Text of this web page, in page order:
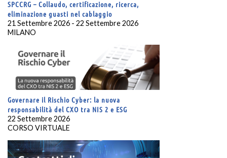
SPCCRG – Collaudo, certificazione, ricerca,
eliminazione guasti nel cablaggio
21 Settembre 2026 - 22 Settembre 2026
MILANO
Governare il Rischio Cyber: la nuova
responsabilità del CXO tra NIS 2 e ESG
22 Settembre 2026
CORSO VIRTUALE